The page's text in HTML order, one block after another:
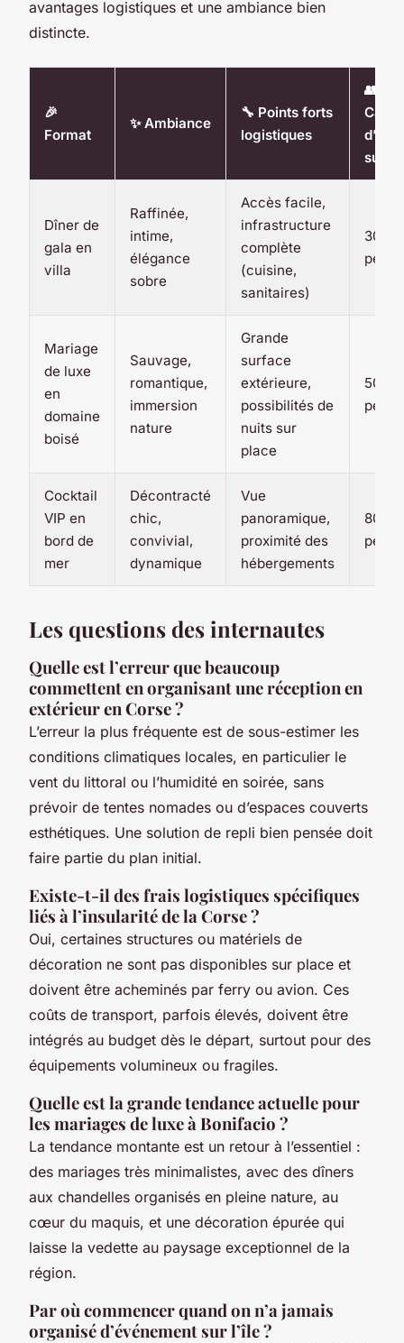
avantages logistiques et une ambiance bien
distincte.
🎉
Format
✨ Ambiance
🔧 Points forts
logistiques
👥
Dîner de
gala en
villa
Raffinée,
intime,
élégance
sobre
Accès facile,
infrastructure
complète
(cuisine,
sanitaires)
30 à
Mariage
de luxe
en
domaine
boisé
Sauvage,
romantique,
immersion
nature
Grande
surface
extérieure,
possibilités de
nuits sur
place
50 à
Cocktail
VIP en
bord de
mer
Décontracté
chic,
convivial,
dynamique
Vue
panoramique,
proximité des
hébergements
80 à
Les questions des internautes
Quelle est l’erreur que beaucoup
commettent en organisant une réception en
extérieur en Corse ?
L’erreur la plus fréquente est de sous-estimer les
conditions climatiques locales, en particulier le
vent du littoral ou l’humidité en soirée, sans
prévoir de tentes nomades ou d’espaces couverts
esthétiques. Une solution de repli bien pensée doit
faire partie du plan initial.
Existe-t-il des frais logistiques spécifiques
liés à l’insularité de la Corse ?
Oui, certaines structures ou matériels de
décoration ne sont pas disponibles sur place et
doivent être acheminés par ferry ou avion. Ces
coûts de transport, parfois élevés, doivent être
intégrés au budget dès le départ, surtout pour des
équipements volumineux ou fragiles.
Quelle est la grande tendance actuelle pour
les mariages de luxe à Bonifacio ?
La tendance montante est un retour à l’essentiel :
des mariages très minimalistes, avec des dîners
aux chandelles organisés en pleine nature, au
cœur du maquis, et une décoration épurée qui
laisse la vedette au paysage exceptionnel de la
région.
Par où commencer quand on n’a jamais
organisé d’événement sur l’île ?